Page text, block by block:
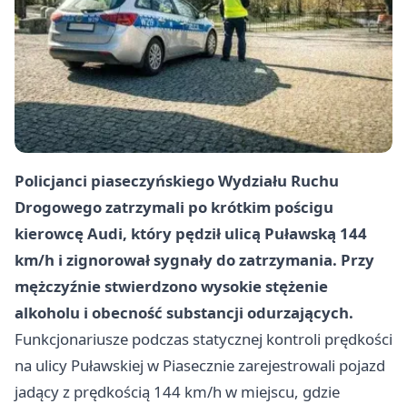
Policjanci piaseczyńskiego Wydziału Ruchu
Drogowego zatrzymali po krótkim pościgu
kierowcę Audi, który pędził ulicą Puławską 144
km/h i zignorował sygnały do zatrzymania. Przy
mężczyźnie stwierdzono wysokie stężenie
alkoholu i obecność substancji odurzających.
Funkcjonariusze podczas statycznej kontroli prędkości
na ulicy Puławskiej w Piasecznie zarejestrowali pojazd
jadący z prędkością 144 km/h w miejscu, gdzie